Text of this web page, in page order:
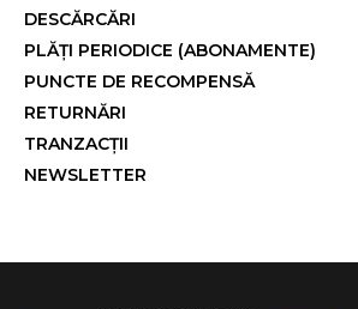
DESCĂRCĂRI
PLĂȚI PERIODICE (ABONAMENTE)
PUNCTE DE RECOMPENSĂ
RETURNĂRI
TRANZACȚII
NEWSLETTER